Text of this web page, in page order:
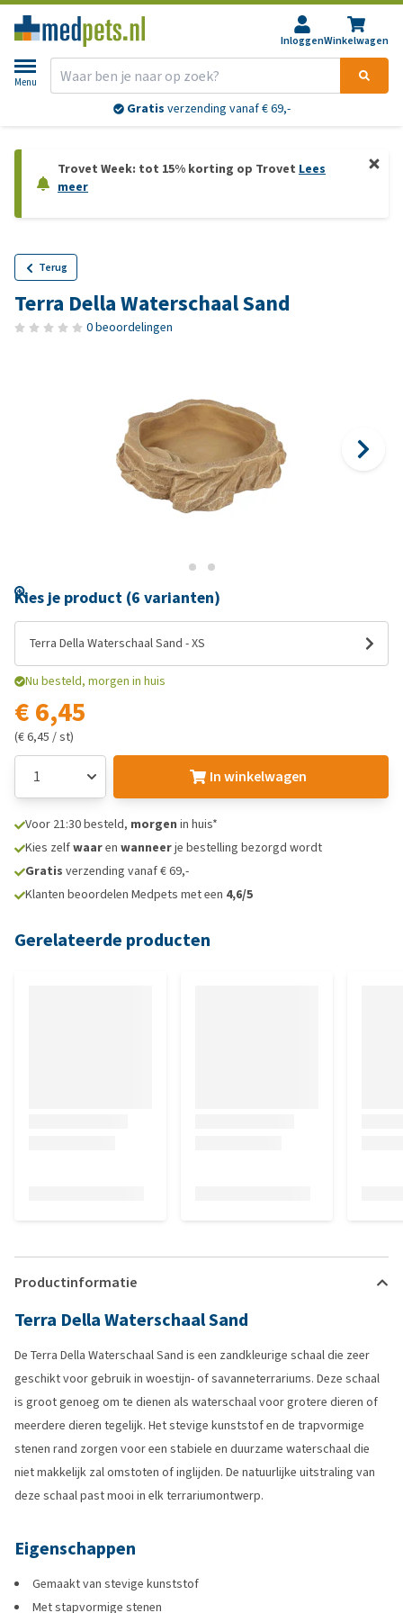
InloggenWinkelwagen
Menu
Gratis verzending vanaf € 69,-
Trovet Week: tot 15% korting op Trovet Lees
meer
Terug
Terra Della Waterschaal Sand
0 beoordelingen
Kies je product (6 varianten)
Terra Della Waterschaal Sand - XS
Nu besteld, morgen in huis
€ 6,45
(€ 6,45 / st)
In winkelwagen
Voor 21:30 besteld, morgen in huis*
Kies zelfwaaren wanneerje bestelling bezorgd wordt
Gratis verzending vanaf € 69,-
Klanten beoordelen Medpets met een 4,6/5
Gerelateerde producten
Productinformatie
Terra Della Waterschaal Sand
De Terra Della Waterschaal Sand is een zandkleurige schaal die zeer
geschikt voor gebruik in woestijn- of savanneterrariums. Deze schaal
is groot genoeg om te dienen als waterschaal voor grotere dieren of
meerdere dieren tegelijk. Het stevige kunststof en de trapvormige
stenen rand zorgen voor een stabiele en duurzame waterschaal die
niet makkelijk zal omstoten of inglijden. De natuurlijke uitstraling van
deze schaal past mooi in elk terrariumontwerp.
Eigenschappen
Gemaakt van stevige kunststof
Met stapvormige stenen